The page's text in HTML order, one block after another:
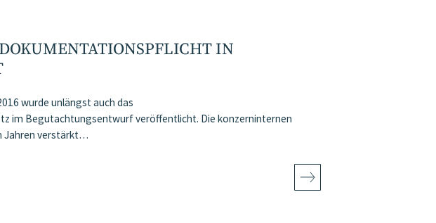
IN
wurde unlängst auch das
im Begutachtungsentwurf veröffentlicht. Die konzerninternen
Jahren verstärkt…